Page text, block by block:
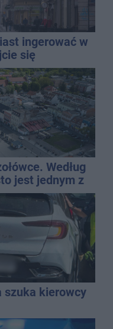
ingerować w
się
Według
jest jednym z
upały
szuka kierowcy